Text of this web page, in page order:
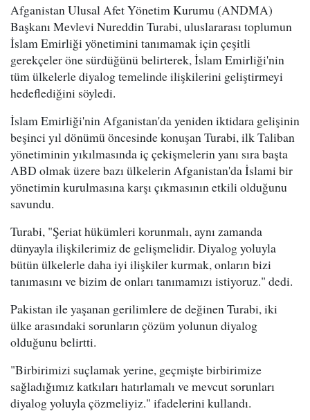
Afganistan Ulusal Afet Yönetim Kurumu (ANDMA)
Başkanı Mevlevi Nureddin Turabi, uluslararası toplumun
İslam Emirliği yönetimini tanımamak için çeşitli
gerekçeler öne sürdüğünü belirterek, İslam Emirliği'nin
tüm ülkelerle diyalog temelinde ilişkilerini geliştirmeyi
hedeflediğini söyledi.
İslam Emirliği'nin Afganistan'da yeniden iktidara gelişinin
beşinci yıl dönümü öncesinde konuşan Turabi, ilk Taliban
yönetiminin yıkılmasında iç çekişmelerin yanı sıra başta
ABD olmak üzere bazı ülkelerin Afganistan'da İslami bir
yönetimin kurulmasına karşı çıkmasının etkili olduğunu
savundu.
Turabi, "Şeriat hükümleri korunmalı, aynı zamanda
dünyayla ilişkilerimiz de gelişmelidir. Diyalog yoluyla
bütün ülkelerle daha iyi ilişkiler kurmak, onların bizi
tanımasını ve bizim de onları tanımamızı istiyoruz." dedi.
Pakistan ile yaşanan gerilimlere de değinen Turabi, iki
ülke arasındaki sorunların çözüm yolunun diyalog
olduğunu belirtti.
"Birbirimizi suçlamak yerine, geçmişte birbirimize
sağladığımız katkıları hatırlamalı ve mevcut sorunları
diyalog yoluyla çözmeliyiz." ifadelerini kullandı.